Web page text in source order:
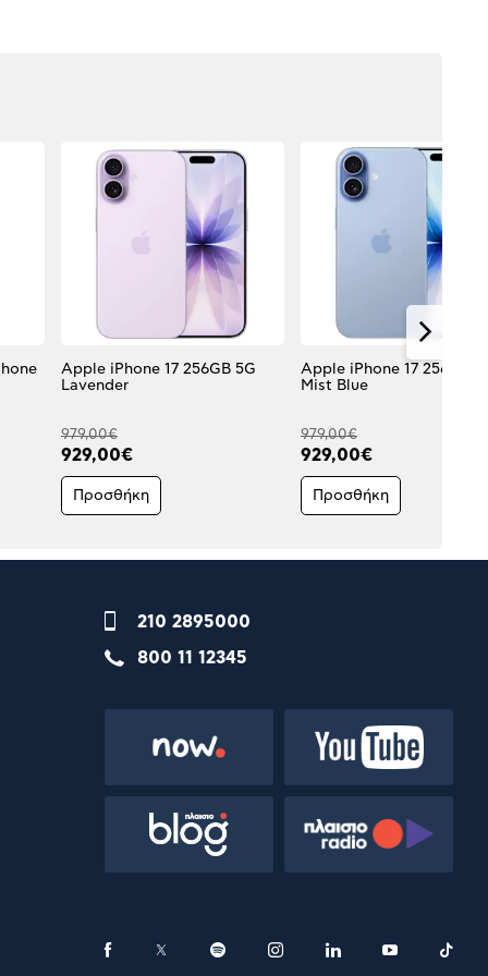
Apple iPhone 17 256GB 5G
Lavender
979,00€
929,00€
Προσθήκη
Apple iPhone 17 256GB
Mist Blue
979,00€
929,00€
Προσθήκη
210 2895000
800 11 12345